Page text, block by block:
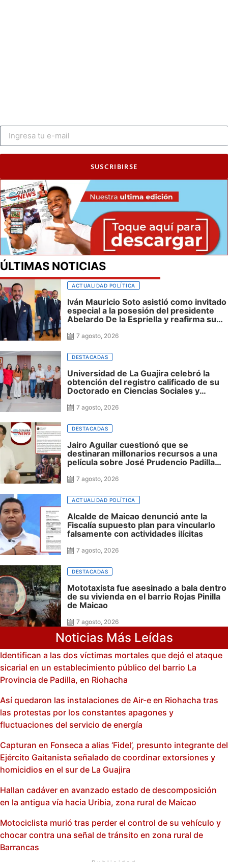
SUSCRIBIRSE
ÚLTIMAS NOTICIAS
ACTUALIDAD POLÍTICA
Iván Mauricio Soto asistió como invitado
especial a la posesión del presidente
Abelardo De la Espriella y reafirma su
7 agosto, 2026
DESTACADAS
Universidad de La Guajira celebró la
obtención del registro calificado de su
Doctorado en Ciencias Sociales y
con impacto regional
7 agosto, 2026
DESTACADAS
Jairo Aguilar cuestionó que se
destinaran millonarios recursos a una
película sobre José Prudencio Padilla
ni incluyó al departamento, mientras
honor en Riohacha
7 agosto, 2026
ACTUALIDAD POLÍTICA
Alcalde de Maicao denunció ante la
Fiscalía supuesto plan para vincularlo
falsamente con actividades ilícitas
7 agosto, 2026
DESTACADAS
Mototaxista fue asesinado a bala dentro
de su vivienda en el barrio Rojas Pinilla
de Maicao
7 agosto, 2026
Noticias Más Leídas
Identifican a las dos víctimas mortales que dejó el ataque
sicarial en un establecimiento público del barrio La
Provincia de Padilla, en Riohacha
Así quedaron las instalaciones de Air-e en Riohacha tras
las protestas por los constantes apagones y
fluctuaciones del servicio de energía
Capturan en Fonseca a alias ‘Fidel’, presunto integrante del
Ejército Gaitanista señalado de coordinar extorsiones y
homicidios en el sur de La Guajira
Hallan cadáver en avanzado estado de descomposición
en la antigua vía hacia Uribia, zona rural de Maicao
Motociclista murió tras perder el control de su vehículo y
chocar contra una señal de tránsito en zona rural de
Barrancas